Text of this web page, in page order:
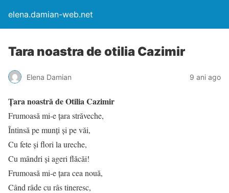
elena.damian-web.net
Tara noastra de otilia Cazimir
Elena Damian 9 ani ago
Țara noastră de Otilia Cazimir
Frumoasă mi-e țara străveche,
Întinsă pe munți și pe văi,
Cu fete și flori la ureche,
Cu mândri și ageri flăcăi!
Frumoasă mi-e țara cea nouă,
Când râde cu râs tineresc,